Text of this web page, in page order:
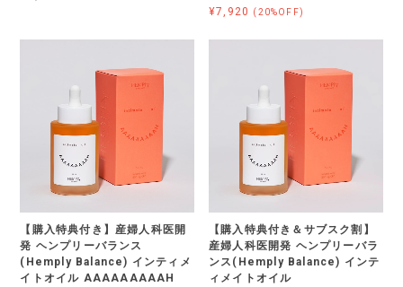
¥7,920
(20%OFF)
【購入特典付き】産婦人科医開
発 ヘンプリーバランス
(Hemply Balance) インティメ
イトオイル AAAAAAAAAH
【購入特典付き＆サブスク割】
産婦人科医開発 ヘンプリーバラ
ンス(Hemply Balance) インテ
ィメイトオイル